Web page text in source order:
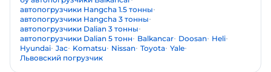
автопогрузчики Hangcha 1.5 тонны
автопогрузчики Hangcha 3 тонны
автопогрузчики Dalian 3 тонны
автопогрузчики Dalian 5 тонн
Balkancar Doosan Heli
Hyundai Jac Komatsu Nissan Toyota Yale
Львовский погрузчик